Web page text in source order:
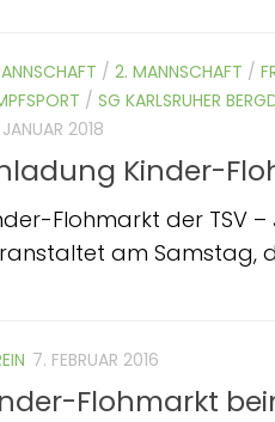
/ 2. MANNSCHAFT /
/ SG KARLSRUHER
2018
Kinder-
Flohmarkt der TSV
am Samstag,
7. FEBRUAR 2016
Flohmarkt